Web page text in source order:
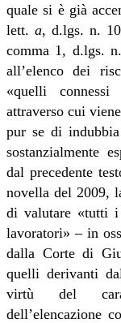
quale si è già
lett. a, d.lgs. n.
comma 1, d.lgs.
all’elenco dei
«quelli
attraverso cui
pur se di
sostanzialmente
dal precedente
novella del 2009,
di valutare «tutti
lavoratori» – in
dalla Corte di
quelli derivanti
virtù del
dell’elencazione